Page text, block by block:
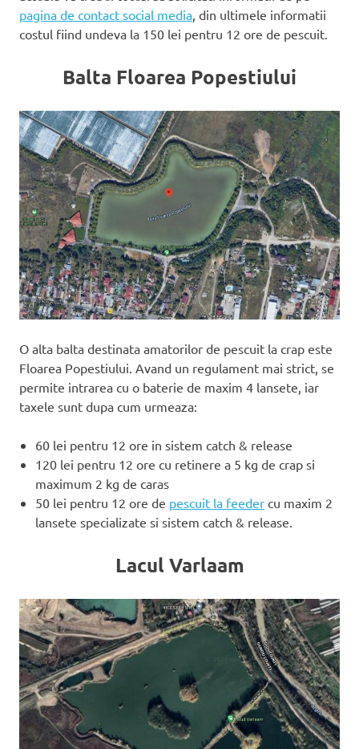
pagina de contact social media, din ultimele informatii
costul fiind undeva la 150 lei pentru 12 ore de pescuit.
Balta Floarea Popestiului
O alta balta destinata amatorilor de pescuit la crap este
Floarea Popestiului. Avand un regulament mai strict, se
permite intrarea cu o baterie de maxim 4 lansete, iar
taxele sunt dupa cum urmeaza:
60 lei pentru 12 ore in sistem catch & release
120 lei pentru 12 ore cu retinere a 5 kg de crap si
maximum 2 kg de caras
50 lei pentru 12 ore de pescuit la feeder cu maxim 2
lansete specializate si sistem catch & release.
Lacul Varlaam